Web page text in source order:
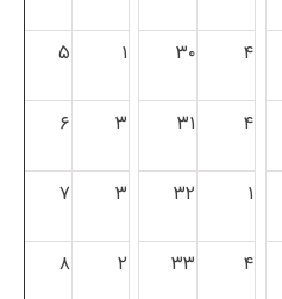
۴ ۳۰ ۱ ۵
۴ ۳۱ ۳ ۶
۱ ۳۲ ۳ ۷
۴ ۳۳ ۲ ۸